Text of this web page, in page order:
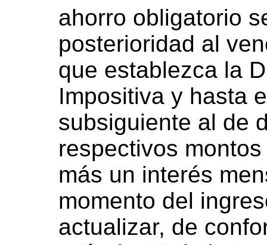
ahorro obligatorio
posterioridad al
que establezca la
Impositiva y hasta
subsiguiente al de
respectivos
más un interés
momento del
actualizar, de